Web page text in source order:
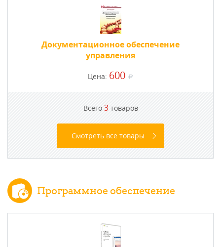
Документационное обеспечение
управления
Цена: 600 a
Всего 3товаров
Смотреть все товары
Программное обеспечение